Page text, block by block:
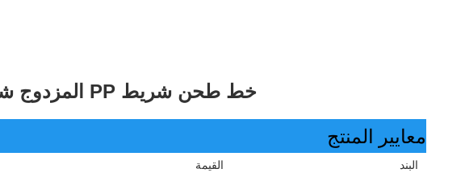
خط طحن شريط PP المزدوج شريط البلاستيك PP حزمة صنع آلة آلة حزام البلاستيك
معايير المنتج
البند القيمة